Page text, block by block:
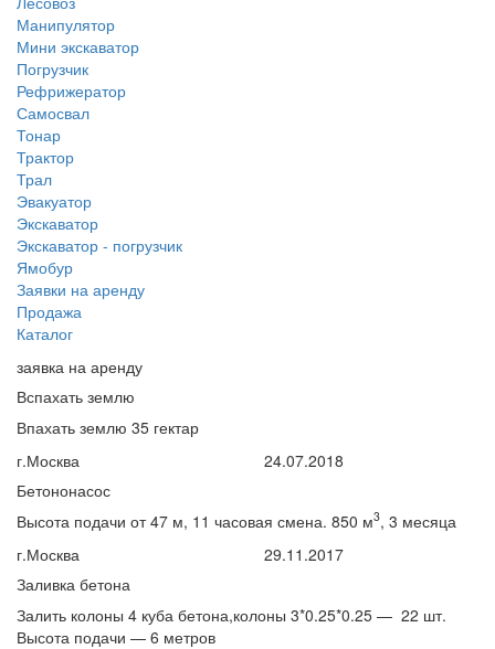
Манипулятор
Мини экскаватор
Погрузчик
Рефрижератор
Самосвал
Тонар
Трактор
Трал
Эвакуатор
Экскаватор
Экскаватор - погрузчик
Ямобур
Заявки на аренду
Продажа
Каталог
заявка на аренду
Вспахать землю
Впахать землю 35 гектар
г.Москва
24.07.2018
Бетононасос
Высота подачи от 47 м, 11 часовая смена. 850 м3, 3 месяца
г.Москва
29.11.2017
Заливка бетона
Залить колоны 4 куба бетона,колоны 3*0.25*0.25 — 22 шт.
Высота подачи — 6 метров